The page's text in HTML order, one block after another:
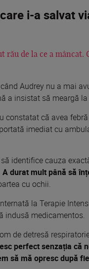
i-a salvat
rău de la ce a
Audrey nu a mai
a insistat să meargă
constatat că avea
imediat cu
identifice cauza
durat mult până să
cu ochii.
la Terapie
indusă medicamentos.
de detresă
perfect senzația că
să mă opresc după